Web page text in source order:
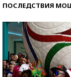
ПОСЛЕДСТВИЯ